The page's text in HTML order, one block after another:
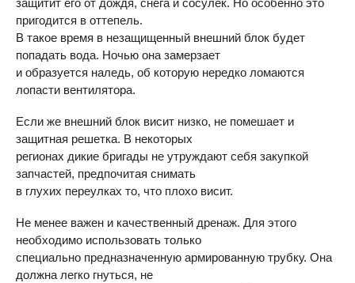
защитит его от дождя, снега и сосулек. Но особенно это
пригодится в оттепель.
В такое время в незащищенный внешний блок будет
попадать вода. Ночью она замерзает
и образуется наледь, об которую нередко ломаются
лопасти вентилятора.
Если же внешний блок висит низко, не помешает и
защитная решетка. В некоторых
регионах дикие бригады не утруждают себя закупкой
запчастей, предпочитая снимать
в глухих переулках то, что плохо висит.
Не менее важен и качественный дренаж. Для этого
необходимо использовать только
специально предназначенную армированную трубку. Она
должна легко гнуться, не